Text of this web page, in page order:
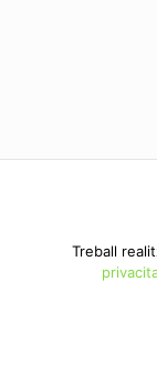
Treball